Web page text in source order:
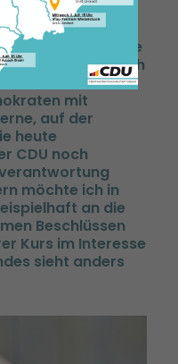
der FDP
der CDU
FDP hat ihre Rolle
offensichtlich
einen Seite
mit
auf der
heute
CDU noch
möchte ich in
an die
Beschlüssen
Kurs im Interesse
sieht anders